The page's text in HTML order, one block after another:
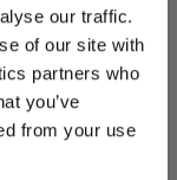
our traffic.
of our site with
partners who
you’ve
from your use
selectie
en Europese
vanHarvink,
zijn nu extra
zolang
vriendelijke